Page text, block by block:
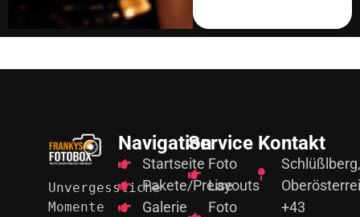
Unvergessliche
Momente
Navigation
Startseite
Pakete/Preise
Galerie
Service
Foto
Layouts
Foto
Kontakt
Schlüßlberg,
+43